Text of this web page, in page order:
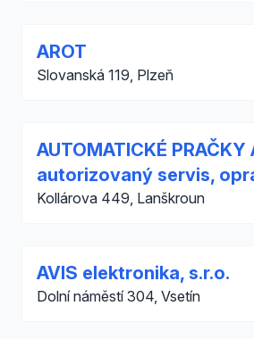
AROT
Slovanská 119, Plzeň
AUTOMATICKÉ
autorizovaný servis,
Kollárova 449, Lanškroun
AVIS elektronika, s.r.o.
Dolní náměstí 304, Vsetín